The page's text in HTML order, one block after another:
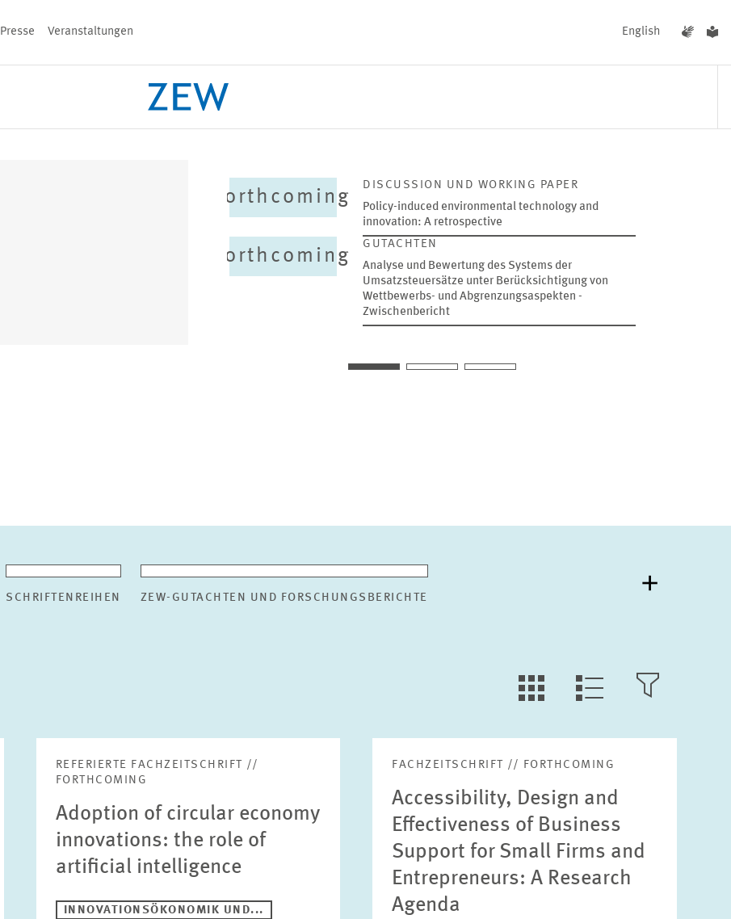
Presse Veranstaltungen English
VERANSTALTUNGEN AKTUELLES
forthcoming
DISCUSSION UND WORKING PAPER
Policy-induced environmental technology and
innovation: A retrospective
forthcoming
GUTACHTEN
Analyse und Bewertung des Systems der
Umsatzsteuersätze unter Berücksichtigung von
Wettbewerbs- und Abgrenzungsaspekten -
Zwischenbericht
SCHRIFTENREIHEN ZEW-GUTACHTEN UND FORSCHUNGSBERICHTE
FILTER
LISTEN
KACHEL
Publikationstyp
REFERIERTE FACHZEITSCHRIFT //
FORTHCOMING
Adoption of circular economy
innovations: the role of
artificial intelligence
INNOVATIONSÖKONOMIK UND...
FACHZEITSCHRIFT // FORTHCOMING
Accessibility, Design and
Effectiveness of Business
Support for Small Firms and
Entrepreneurs: A Research
Agenda